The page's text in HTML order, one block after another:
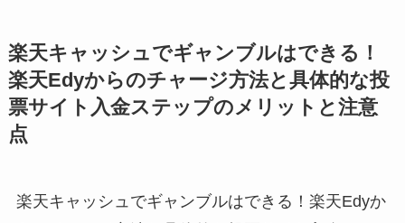
楽天キャッシュでギャンブルはできる！
楽天Edyからのチャージ方法と具体的な投
票サイト入金ステップのメリットと注意
点
楽天キャッシュでギャンブルはできる！楽天Edyか